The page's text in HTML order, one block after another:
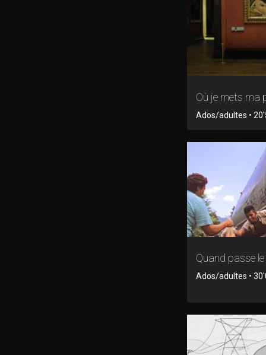
Où je mets ma
Ados/adultes •
Quand passe
Ados/adultes •